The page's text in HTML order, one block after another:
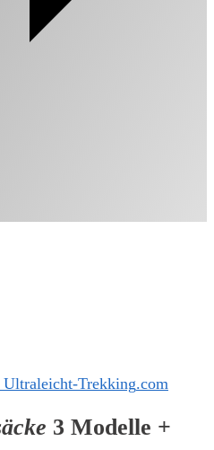
Ultraleicht-Trekking.com
3 Modelle +